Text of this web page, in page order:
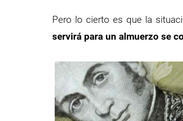
Pero lo cierto es que la
servirá para un almuerzo se